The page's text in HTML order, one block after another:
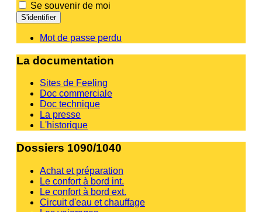
Se souvenir de moi
S'identifier
Mot de passe perdu
La documentation
Sites de Feeling
Doc commerciale
Doc technique
La presse
L'historique
Dossiers 1090/1040
Achat et préparation
Le confort à bord int.
Le confort à bord ext.
Circuit d'eau et chauffage